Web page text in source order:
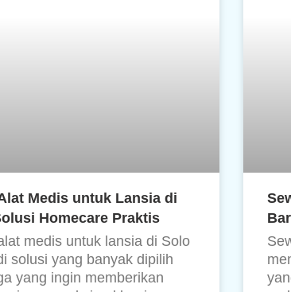
Medis untuk Lansia di
Homecare Praktis
medis untuk lansia di Solo
solusi yang banyak dipilih
yang ingin memberikan